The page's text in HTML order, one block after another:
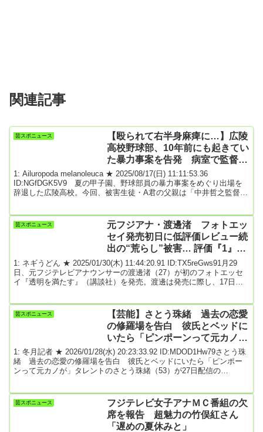
関連記事
芸スポニュース
【殴られて右半身麻痺に…】広陵
高校野球部、10年前にも起きてい
た暴力事案を告発 病室で監督が
発した非情すぎる一言
1: Ailuropoda melanoleuca ★ 2025/08/17(日) 11:11:53.36
ID:NGfDGK5V9 夏の甲子園、野球部員の暴力事案をめぐり出場を
辞退した広陵高校。今回、被害生徒・A君の父親は「中井哲之監督や
らに根深い問題が横たわる疑いが──。ノンフィクションライター・
柳川悠二氏と本誌・週刊ポスト取材班が問題を追った。【前後編の
芸スポニュース
元フジアナ・渡邊渚 フォトエッ
セイ発売初日に低評価レビュー続
出の“荒らし”被害… 評価『1』が
50％
1: ネギうどん ★ 2025/01/30(木) 11:44:20.91 ID:TX5reGws91月29
日、元フジテレビアナウンサーの渡邊渚（27）が初のフォトエッセ
イ『透明を満たす』（講談社）を発売。渡邊は発売に際し、17日に
ずっと前からグラビアページに出ていたので、こうして写真を撮ら
れることに抵抗感がありません》渡邊は、’24年8月にフジテレビを退
芸スポニュース
【芸能】さとう珠緒 過去の恋愛
の修羅場を告白 彼氏とベッドに
いたら「ピンポーンって元カノ
が」wwwwwww
1: 冬月記者 ★ 2026/01/28(水) 20:23:33.92 ID:MDOD1Hw79さとう珠
緒 過去の恋愛の修羅場を告白 彼氏とベッドにいたら「ピンポー
ンって元カノが」タレントのさとう珠緒（53）が27日配信の
思議な生活に密着。その流れで、さとうが過去の恋愛の修羅場につ
いて赤裸々に告白した。さとうが20代だった当時、付き合っていた
彼氏の家で一緒にベッドで横に...
芸スポニュース
フジテレビ女子アナＭＣ番組の欠
席を報告 超魅力の竹俣紅さん
「遅めの夏休みと」